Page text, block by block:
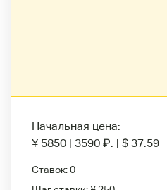
Начальная цена:
¥ 5850 | 3590 ₽. | $ 37.59
Ставок:0